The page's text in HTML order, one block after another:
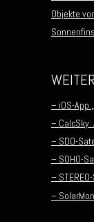
Objekte
– iOS-App
–
– SDO-
– SOHO-
–
–